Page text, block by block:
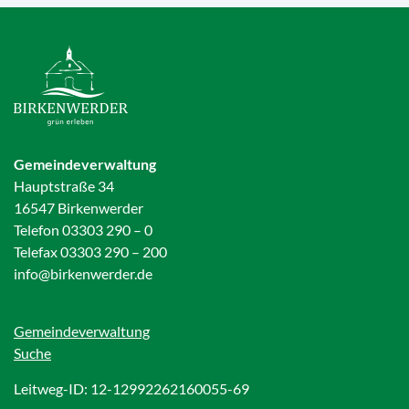
Gemeindeverwaltung
Hauptstraße 34
16547 Birkenwerder
Telefon 03303 290 – 0
Telefax 03303 290 – 200
info@birkenwerder.de
Gemeindeverwaltung
Suche
Leitweg-ID: 12-12992262160055-69